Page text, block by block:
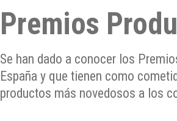
Premios
Se han dado a conocer los
España y que tienen como
productos más novedosos a los